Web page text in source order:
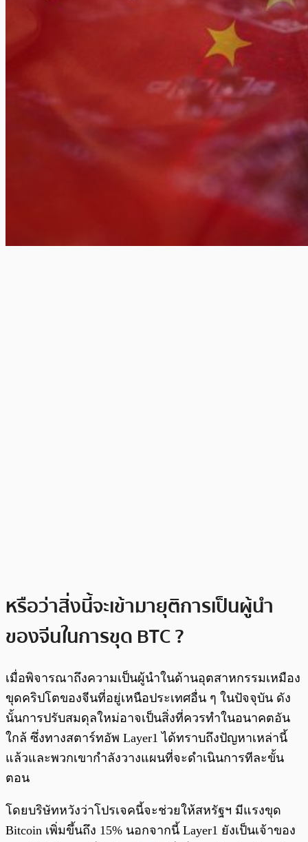
หรือว่าสิ่งนี้จะเข้ามายุติการเป็นผู้นำ
ของจีนในการขุด BTC ?
เมื่อพิจารณาถึงความเป็นผู้นำในด้านอุตสาหกรรมเหมือง
ขุดคริปโตของจีนที่อยู่เหนือประเทศอื่น ๆ ในปัจจุบัน ดัง
นั้นการปรับสมดุลใหม่อาจเป็นสิ่งที่ควรทำในอนาคตอัน
ใกล้ ซึ่งทางสตาร์ทอัพ Layer1 ได้ทราบถึงปัญหาเหล่านี้
แล้วและพวกเขากำลังวางแผนที่จะดำเนินการทีละขั้น
ตอน
โดยบริษัทหวังว่าโปรเจคนี้จะช่วยให้สหรัฐฯ มีแรงขุด
Bitcoin เพิ่มขึ้นถึง 15% นอกจากนี้ Layer1 ยังเป็นเจ้าของ